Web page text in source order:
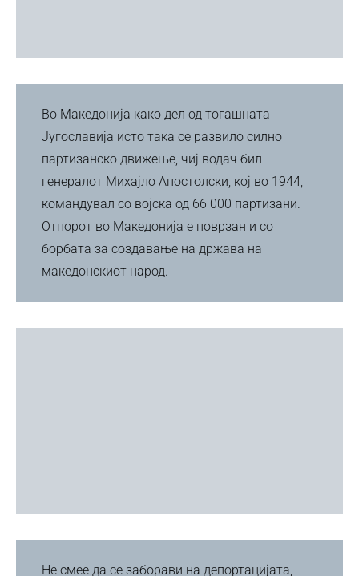
Во Македонија како дел од тогашната
Југославија исто така се развило силно
партизанско движење, чиј водач бил
генералот Михајло Апостолски, кој во 1944,
командувал со војска од 66 000 партизани.
Отпорот во Македонија е поврзан и со
борбата за создавање на држава на
македонскиот народ.
Не смее да се заборави на депортацијата,